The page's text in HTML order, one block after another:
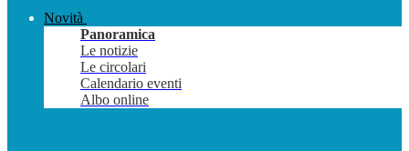
Novità
Panoramica
Le notizie
Le circolari
Calendario eventi
Albo online